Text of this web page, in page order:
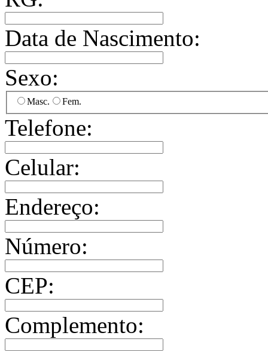
Data de Nascimento:
Sexo:
Masc. Fem.
Telefone:
Celular:
Endereço:
Número:
CEP:
Complemento: